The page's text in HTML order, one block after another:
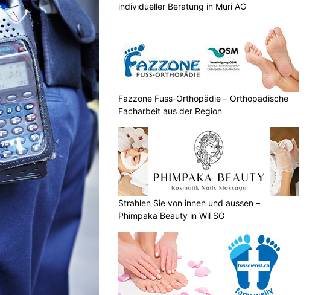
individueller Beratung in Muri AG
Fazzone Fuss-Orthopädie – Orthopädische
Facharbeit aus der Region
Strahlen Sie von innen und aussen –
Phimpaka Beauty in Wil SG